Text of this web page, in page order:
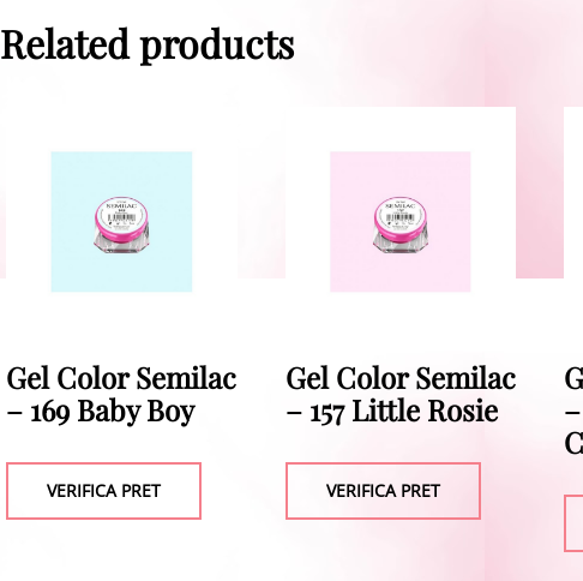
Related products
Gel Color Semilac
– 169 Baby Boy
VERIFICA PRET
Gel Color Semilac
– 157 Little Rosie
VERIFICA PRET